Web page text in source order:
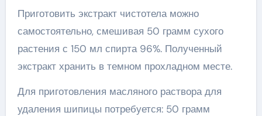
Приготовить экстракт чистотела можно
самостоятельно, смешивая 50 грамм сухого
растения с 150 мл спирта 96%. Полученный
экстракт хранить в темном прохладном месте.
Для приготовления масляного раствора для
удаления шипицы потребуется: 50 грамм